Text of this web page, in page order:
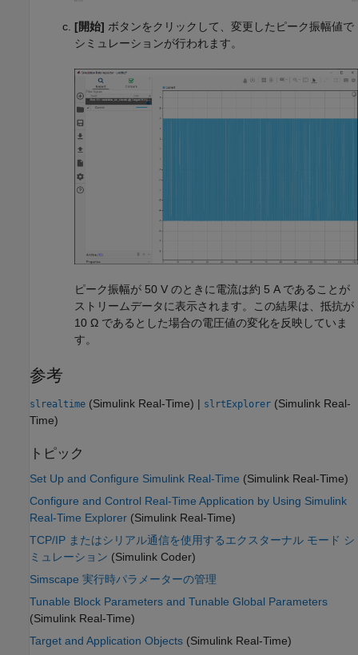
[開始] ボタンをクリックして、変更したピーク振幅値で
シミュレーションが行われます。
ピーク振幅が 50 V のときに電流は約 5 A であることが
ストリームデータに表示されます。この結果は、抵抗が
10 Ω であるとした場合の電圧値の変化を反映していま
す。
参考
slrealtime (Simulink Real-Time) | slrtExplorer (Simulink Real-
Time)
トピック
Set Up and Configure Simulink Real-Time (Simulink Real-Time)
Configure and Control Real-Time Application by Using Simulink
Real-Time Explorer (Simulink Real-Time)
TCP/IP またはシリアル通信を使用するエクスターナル モード シ
ミュレーション (Simulink Coder)
Simscape 実行時パラメーターの管理
Tunable Block Parameters and Tunable Global Parameters
(Simulink Real-Time)
Target and Application Objects (Simulink Real-Time)